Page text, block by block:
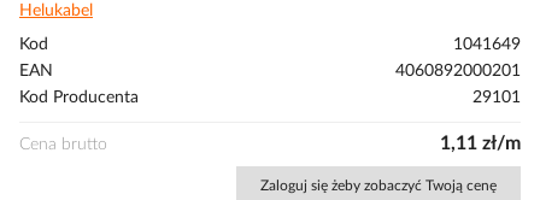
na
początek
Helukabel
Kod
1041649
EAN
4060892000201
Kod Producenta
29101
Cena brutto 1,11 zł/m
Zaloguj się żeby zobaczyć Twoją cenę